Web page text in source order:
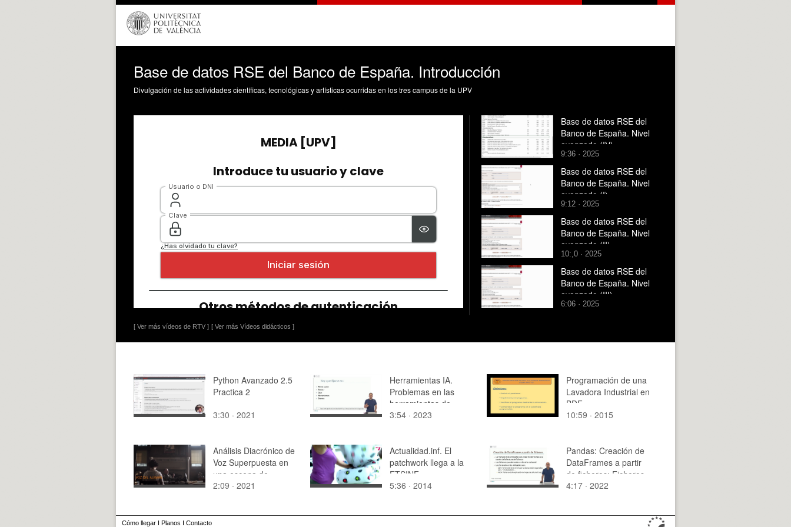
Base de datos RSE del Banco de España. Introducción
Divulgación de las actividades científicas, tecnológicas y artísticas ocurridas en los tres campus de la UPV
[ Ver más vídeos de RTV ] [ Ver más Vídeos didácticos ]
Base de datos RSE del
Banco de España. Nivel
avanzado (IV)
9:36 · 2025
Base de datos RSE del
Banco de España. Nivel
avanzado (I)
9:12 · 2025
Base de datos RSE del
Banco de España. Nivel
avanzado (II)
10:,0 · 2025
Base de datos RSE del
Banco de España. Nivel
avanzado (III)
6:06 · 2025
Python Avanzado 2.5
Practica 2
3:30 · 2021
Herramientas IA.
Problemas en las
herramientas de
generación de
3:54 · 2023
Programación de una
Lavadora Industrial en
BDF
10:59 · 2015
Análisis Diacrónico de
Voz Superpuesta en
una escena de
Watchmen
2:09 · 2021
Actualidad.inf. El
patchwork llega a la
ETSINF
5:36 · 2014
Pandas: Creación de
DataFrames a partir
de ficheros: Ficheros
CSV
4:17 · 2022
Cómo llegar I Planos I Contacto